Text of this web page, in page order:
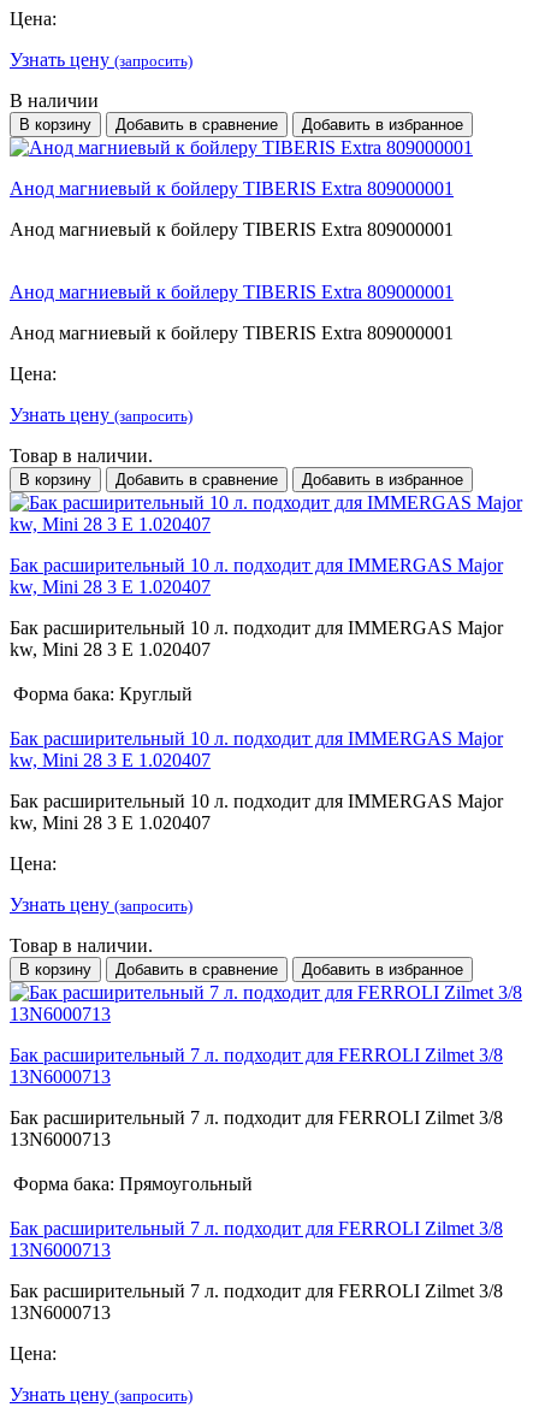
Цена:
Узнать цену (запросить)
В наличии
В корзину Добавить в сравнение Добавить в избранное
Анод магниевый к бойлеру TIBERIS Extra 809000001
Анод магниевый к бойлеру TIBERIS Extra 809000001
Анод магниевый к бойлеру TIBERIS Extra 809000001
Анод магниевый к бойлеру TIBERIS Extra 809000001
Цена:
Узнать цену (запросить)
Товар в наличии.
В корзину Добавить в сравнение Добавить в избранное
Бак расширительный 10 л. подходит для IMMERGAS Major
kw, Mini 28 3 Е 1.020407
Бак расширительный 10 л. подходит для IMMERGAS Major
kw, Mini 28 3 Е 1.020407
Форма бака: Круглый
Бак расширительный 10 л. подходит для IMMERGAS Major
kw, Mini 28 3 Е 1.020407
Бак расширительный 10 л. подходит для IMMERGAS Major
kw, Mini 28 3 Е 1.020407
Цена:
Узнать цену (запросить)
Товар в наличии.
В корзину Добавить в сравнение Добавить в избранное
Бак расширительный 7 л. подходит для FERROLI Zilmet 3/8
13N6000713
Бак расширительный 7 л. подходит для FERROLI Zilmet 3/8
13N6000713
Форма бака: Прямоугольный
Бак расширительный 7 л. подходит для FERROLI Zilmet 3/8
13N6000713
Бак расширительный 7 л. подходит для FERROLI Zilmet 3/8
13N6000713
Цена:
Узнать цену (запросить)